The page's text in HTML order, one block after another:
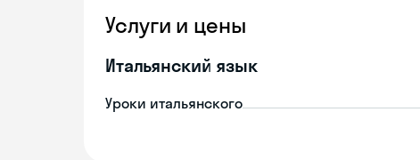
Услуги и цены
Итальянский язык
Уроки итальянского